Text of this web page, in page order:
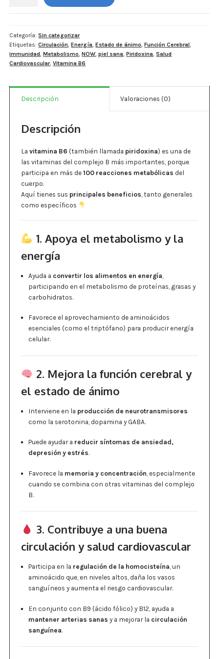
Estados De Ánimo
Cocó March
Salud Visual
B6
mg
-
100
cápsulas
frasco.
cantidad
Categoría:Sin categorizar
Etiquetas:Circulación,Energía,Estado de ánimo,Función Cerebral,
immunidad,Metabolismo,NOW,piel sana,Piridoxina,Salud
Cardiovascular,Vitamina B6
Descripción Valoraciones (0)
Descripción
La vitamina B6 (también llamada piridoxina) es una de
las vitaminas del complejo B más importantes, porque
participa en más de100 reacciones metabólicas del
cuerpo.
Aquí tienes sus principales beneficios , tanto generales
como específicos
1. Apoya el metabolismo y la
energía
Ayuda a convertir los alimentos en energía
participando en el metabolismo de proteínas, grasas y
carbohidratos.
Favorece el aprovechamiento de aminoácidos
esenciales (como el triptófano) para producir energía
celular.
2. Mejora la función cerebral y
el estado de ánimo
Interviene en la producción de neurotransmisores
como la serotonina, dopamina y GABA.
Puede ayudar a reducir síntomas de ansiedad,
depresión y estrés.
Favorece la memoria y concentración , especialmente
cuando se combina con otras vitaminas del complejo
B.
3. Contribuye a una buena
circulación y salud cardiovascular
Participa en la regulación de la homocisteína, un
aminoácido que, en niveles altos, daña los vasos
sanguíneos y aumenta el riesgo cardiovascular.
En conjunto con B9 (ácido fólico) y B12, ayuda a
mantener arterias sanas y a mejorar la circulación
sanguínea.